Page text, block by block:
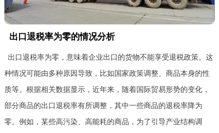
出口退税率为零的情况分析
出口退税率为零，意味着企业出口的货物不能享受退税政策。这
种情况可能由多种原因导致，比如国家政策调整、商品本身的性
质等。根据相关数据显示，近年来，随着国际贸易形势的变化，
部分商品的出口退税率有所调整，其中一些商品的退税率降为
零。例如，某些高污染、高能耗的商品，为了引导产业结构调